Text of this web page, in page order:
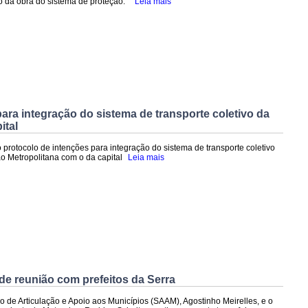
integração do sistema de transporte coletivo da
protocolo de intenções para integração do sistema de transporte coletivo
Metropolitana com o da capital
Leia mais
reunião com prefeitos da Serra
de Articulação e Apoio aos Municípios (SAAM), Agostinho Meirelles, e o